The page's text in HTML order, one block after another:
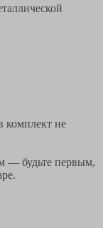
комплект не
— будьте первым,